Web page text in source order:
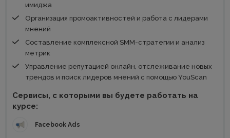
имиджа
Организация промоактивностей и работа с лидерами
мнений
Составление комплексной SMM-стратегии и анализ
метрик
Управление репутацией онлайн, отслеживание новых
трендов и поиск лидеров мнений с помощью YouScan
Сервисы, с которыми вы будете работать на
курсе:
Facebook Ads